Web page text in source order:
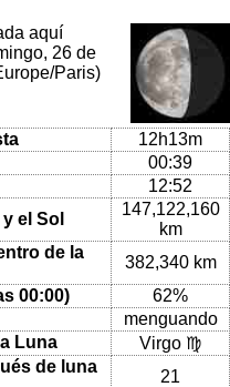
aquí
26 de
Paris)
12h13m
00:39
12:52
el Sol
147,122,160
km
de la
382,340 km
00:00)
62%
menguando
Luna
Virgo ♍
de luna
21